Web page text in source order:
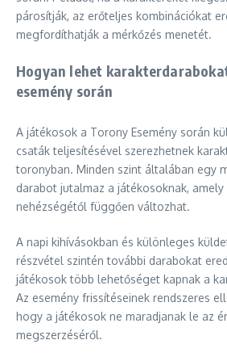
párosítják, az erőteljes kombinációkat
megfordíthatják a mérkőzés menetét.
Hogyan lehet
esemény során
A játékosok a Torony Esemény során
csaták teljesítésével szerezhetnek
toronyban. Minden szint általában egy
darabot jutalmaz a játékosoknak, amely
nehézségétől függően változhat.
A napi kihívásokban és különleges
részvétel szintén további darabokat
játékosok több lehetőséget kapnak a
Az esemény frissítéseinek rendszeres
hogy a játékosok ne maradjanak le az
megszerzéséről.